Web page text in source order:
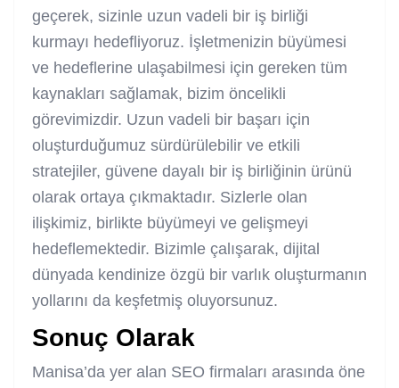
geçerek, sizinle uzun vadeli bir iş birliği
kurmayı hedefliyoruz. İşletmenizin büyümesi
ve hedeflerine ulaşabilmesi için gereken tüm
kaynakları sağlamak, bizim öncelikli
görevimizdir. Uzun vadeli bir başarı için
oluşturduğumuz sürdürülebilir ve etkili
stratejiler, güvene dayalı bir iş birliğinin ürünü
olarak ortaya çıkmaktadır. Sizlerle olan
ilişkimiz, birlikte büyümeyi ve gelişmeyi
hedeflemektedir. Bizimle çalışarak, dijital
dünyada kendinize özgü bir varlık oluşturmanın
yollarını da keşfetmiş oluyorsunuz.
Sonuç Olarak
Manisa’da yer alan SEO firmaları arasında öne